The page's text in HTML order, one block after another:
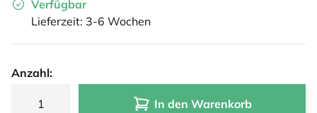
Verfügbar
Lieferzeit: 3-6 Wochen
Anzahl:
In den Warenkorb